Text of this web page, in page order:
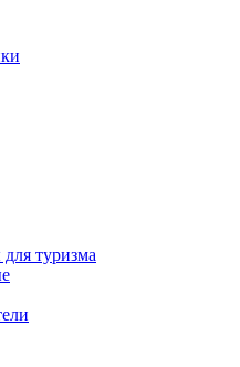
туризма